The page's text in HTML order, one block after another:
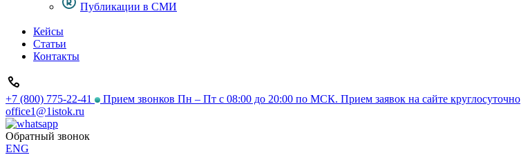
Публикации в СМИ
Кейсы
Статьи
Контакты
+7 (800) 775-22-41
Прием звонков Пн – Пт с 08:00 до 20:00 по МСК. Прием заявок на сайте круглосуточно
office1@1istok.ru
Обратный звонок
ENG